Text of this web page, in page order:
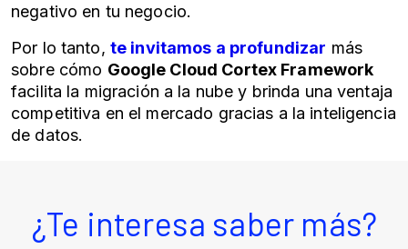
negativo en tu negocio.
Por lo tanto, te invitamos a profundizar más
sobre cómo Google Cloud Cortex Framework
facilita la migración a la nube y brinda una ventaja
competitiva en el mercado gracias a la inteligencia
de datos.
¿Te interesa saber más?